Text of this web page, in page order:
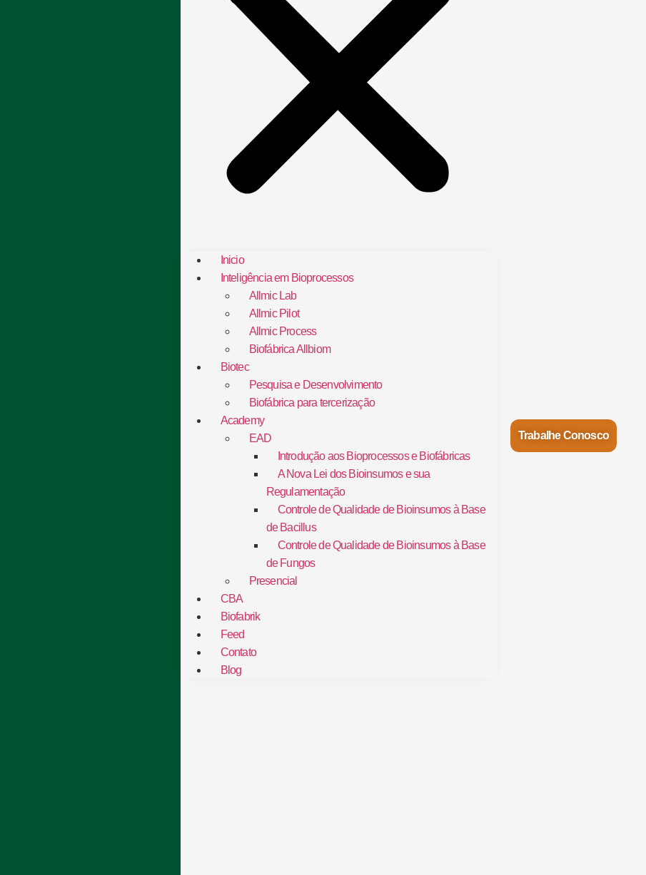
Inicio
Inteligência em Bioprocessos
Allmic Lab
Allmic Pilot
Allmic Process
Biofábrica Allbiom
Biotec
Pesquisa e Desenvolvimento
Biofábrica para tercerização
Academy
EAD
Introdução aos Bioprocessos e Biofábricas
A Nova Lei dos Bioinsumos e sua
Regulamentação
Controle de Qualidade de Bioinsumos à Base
de Bacillus
Controle de Qualidade de Bioinsumos à Base
de Fungos
Presencial
CBA
Biofabrik
Feed
Contato
Blog
Trabalhe Conosco